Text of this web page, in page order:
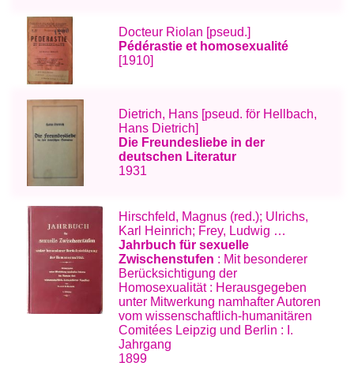
Docteur Riolan [pseud.]
Pédérastie et homosexualité
[1910]
Dietrich, Hans [pseud. för Hellbach,
Hans Dietrich]
Die Freundesliebe in der
deutschen Literatur
1931
Hirschfeld, Magnus (red.); Ulrichs,
Karl Heinrich; Frey, Ludwig …
Jahrbuch für sexuelle
Zwischenstufen : Mit besonderer
Berücksichtigung der
Homosexualität : Herausgegeben
unter Mitwerkung namhafter Autoren
vom wissenschaftlich-humanitären
Comitées Leipzig und Berlin : I.
Jahrgang
1899